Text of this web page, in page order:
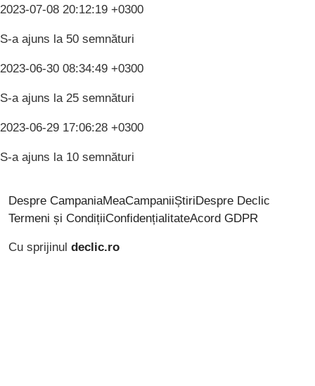
2023-07-08 20:12:19 +0300
S-a ajuns la 50 semnături
2023-06-30 08:34:49 +0300
S-a ajuns la 25 semnături
2023-06-29 17:06:28 +0300
S-a ajuns la 10 semnături
Despre CampaniaMeaCampaniiȘtiriDespre Declic
Termeni și CondițiiConfidențialitateAcord GDPR
Cu sprijinul declic.ro